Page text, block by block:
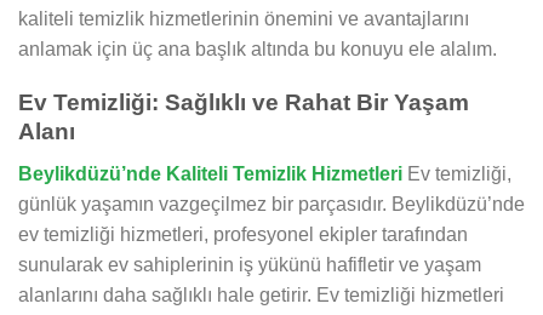
kaliteli temizlik hizmetlerinin önemini ve avantajlarını
anlamak için üç ana başlık altında bu konuyu ele alalım.
Ev Temizliği: Sağlıklı ve Rahat Bir Yaşam
Alanı
Beylikdüzü’nde Kaliteli Temizlik Hizmetleri Ev temizliği,
günlük yaşamın vazgeçilmez bir parçasıdır. Beylikdüzü’nde
ev temizliği hizmetleri, profesyonel ekipler tarafından
sunularak ev sahiplerinin iş yükünü hafifletir ve yaşam
alanlarını daha sağlıklı hale getirir. Ev temizliği hizmetleri